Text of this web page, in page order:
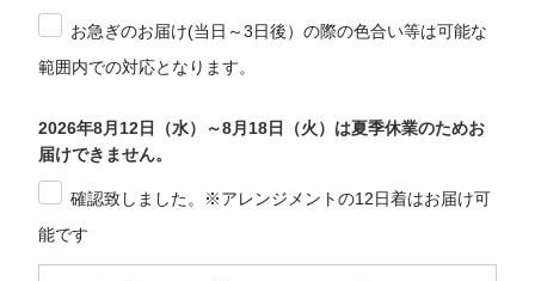
お急ぎのお届け(当日～3日後）の際の色合い等は可能な
範囲内での対応となります。
2026年8月12日（水）～8月18日（火）は夏季休業のためお
届けできません。
確認致しました。※アレンジメントの12日着はお届け可
能です